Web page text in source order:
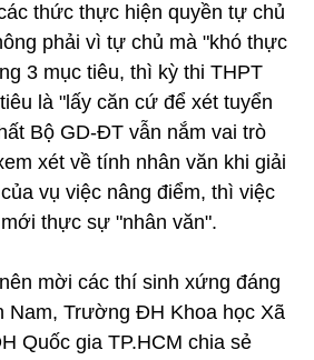
thức thực hiện quyền tự chủ
phải vì tự chủ mà "khó thực
3 mục tiêu, thì kỳ thi THPT
là "lấy căn cứ để xét tuyển
Bộ GD-ĐT vẫn nắm vai trò
xét về tính nhân văn khi giải
vụ việc nâng điểm, thì việc
thực sự "nhân văn".
mời các thí sinh xứng đáng
Nam, Trường ĐH Khoa học Xã
Quốc gia TP.HCM chia sẻ